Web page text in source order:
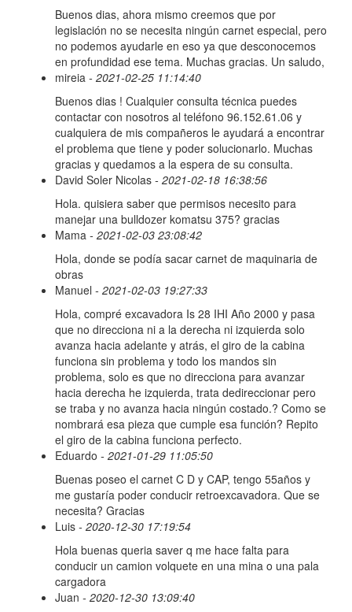
Buenos dias, ahora mismo creemos que por
legislación no se necesita ningún carnet especial, pero
no podemos ayudarle en eso ya que desconocemos
en profundidad ese tema. Muchas gracias. Un saludo,
mireia - 2021-02-25 11:14:40
Buenos dias ! Cualquier consulta técnica puedes
contactar con nosotros al teléfono 96.152.61.06 y
cualquiera de mis compañeros le ayudará a encontrar
el problema que tiene y poder solucionarlo. Muchas
gracias y quedamos a la espera de su consulta.
David Soler Nicolas - 2021-02-18 16:38:56
Hola. quisiera saber que permisos necesito para
manejar una bulldozer komatsu 375? gracias
Mama - 2021-02-03 23:08:42
Hola, donde se podía sacar carnet de maquinaria de
obras
Manuel - 2021-02-03 19:27:33
Hola, compré excavadora Is 28 IHI Año 2000 y pasa
que no direcciona ni a la derecha ni izquierda solo
avanza hacia adelante y atrás, el giro de la cabina
funciona sin problema y todo los mandos sin
problema, solo es que no direcciona para avanzar
hacia derecha he izquierda, trata dedireccionar pero
se traba y no avanza hacia ningún costado.? Como se
nombrará esa pieza que cumple esa función? Repito
el giro de la cabina funciona perfecto.
Eduardo - 2021-01-29 11:05:50
Buenas poseo el carnet C D y CAP, tengo 55años y
me gustaría poder conducir retroexcavadora. Que se
necesita? Gracias
Luis - 2020-12-30 17:19:54
Hola buenas queria saver q me hace falta para
conducir un camion volquete en una mina o una pala
cargadora
Juan - 2020-12-30 13:09:40